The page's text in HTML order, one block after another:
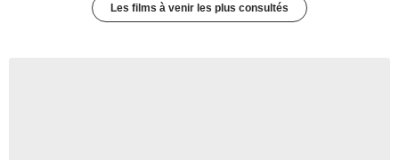
Les films à venir les plus consultés